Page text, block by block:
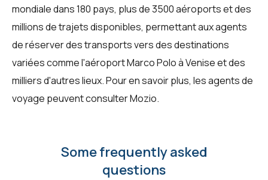
mondiale dans 180 pays, plus de 3500 aéroports et des
millions de trajets disponibles, permettant aux agents
de réserver des transports vers des destinations
variées comme l'aéroport Marco Polo à Venise et des
milliers d'autres lieux. Pour en savoir plus, les agents de
voyage peuvent consulterMozio.
Some frequently asked
questions